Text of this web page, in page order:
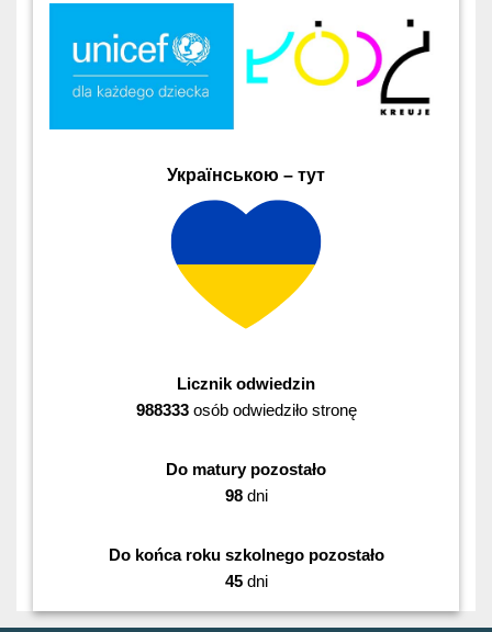
Українською – тут
Licznik odwiedzin
988333osób odwiedziło stronę
Do matury pozostało
98dni
Do końca roku szkolnego pozostało
45dni